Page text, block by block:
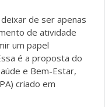
de ser apenas
de atividade
um papel
é a proposta do
e Bem-Estar,
criado em